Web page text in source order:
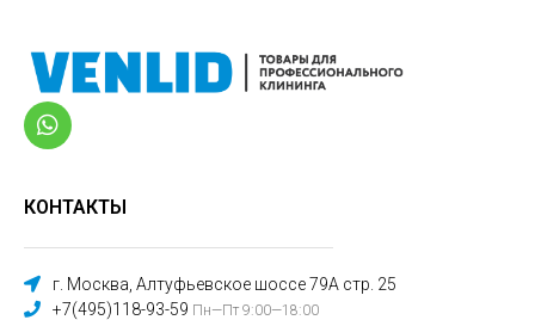
КОНТАКТЫ
г. Москва, Алтуфьевское шоссе 79А стр. 25
+7(495)118-93-59 Пн—Пт 9:00—18:00